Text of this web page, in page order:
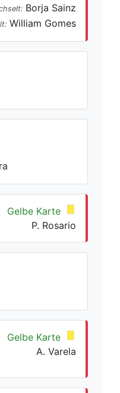
Borja Sainz
William Gomes
Gelbe Karte
P. Rosario
Gelbe Karte
A. Varela